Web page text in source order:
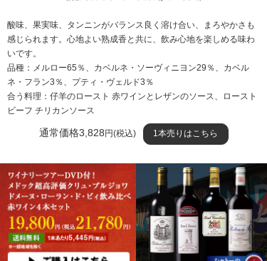
酸味、果実味、タンニンがバランス良く溶け合い、まろやかさも
感じられます。心地よい熟成香と共に、飲み心地を楽しめる味わ
いです。
品種：メルロー65％、カベルネ・ソーヴィニヨン29％、カベル
ネ・フラン3％、プティ・ヴェルド3％
合う料理：仔羊のロースト 赤ワインとレザンのソース、ロースト
ビーフ チリカンソース
通常価格3,828円(税込) 1本売りはこちら